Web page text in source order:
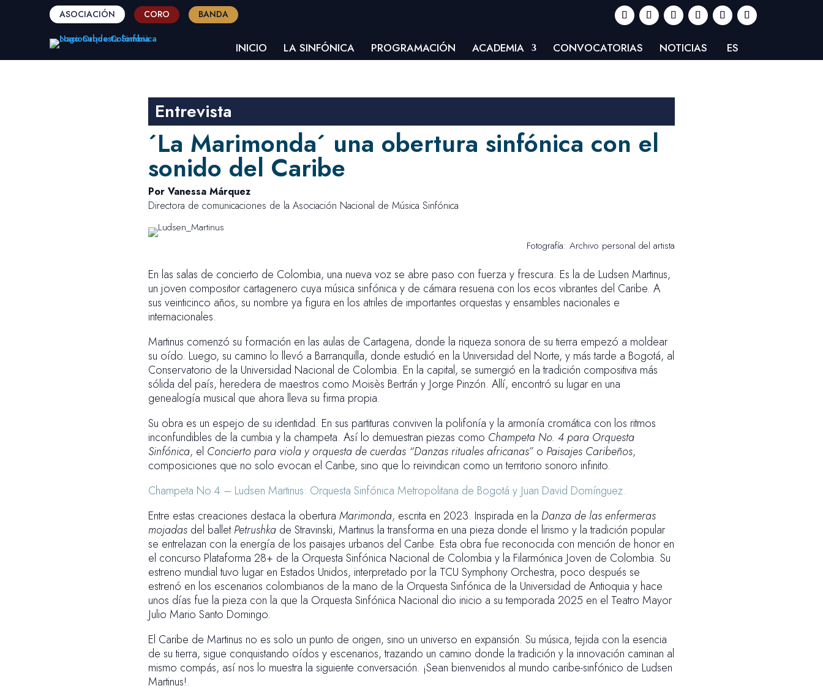
ASOCIACIÓN CORO BANDA
INICIO LA SINFÓNICA PROGRAMACIÓN ACADEMIA CONVOCATORIAS NOTICIAS ES
Entrevista
´La Marimonda´ una obertura sinfónica con el
sonido del Caribe
Por Vanessa Márquez
Directora de comunicaciones de la Asociación Nacional de Música Sinfónica
Fotografía: Archivo personal del artista
En las salas de concierto de Colombia, una nueva voz se abre paso con fuerza y frescura. Es la de Ludsen Martinus,
un joven compositor cartagenero cuya música sinfónica y de cámara resuena con los ecos vibrantes del Caribe. A
sus veinticinco años, su nombre ya figura en los atriles de importantes orquestas y ensambles nacionales e
internacionales.
Martinus comenzó su formación en las aulas de Cartagena, donde la riqueza sonora de su tierra empezó a moldear
su oído. Luego, su camino lo llevó a Barranquilla, donde estudió en la Universidad del Norte, y más tarde a Bogotá, al
Conservatorio de la Universidad Nacional de Colombia. En la capital, se sumergió en la tradición compositiva más
sólida del país, heredera de maestros como Moisès Bertrán y Jorge Pinzón. Allí, encontró su lugar en una
genealogía musical que ahora lleva su firma propia.
Su obra es un espejo de su identidad. En sus partituras conviven la polifonía y la armonía cromática con los ritmos
inconfundibles de la cumbia y la champeta. Así lo demuestran piezas como Champeta No. 4 para Orquesta
Sinfónica, el Concierto para viola y orquesta de cuerdas “Danzas rituales africanas”o Paisajes Caribeños,
composiciones que no solo evocan el Caribe, sino que lo reivindican como un territorio sonoro infinito.
Champeta No.4 – Ludsen Martinus: Orquesta Sinfónica Metropolitana de Bogotá y Juan David Domínguez.
Entre estas creaciones destaca la obertura Marimonda, escrita en 2023. Inspirada en la Danza de las enfermeras
mojadasdel balletPetrushkade Stravinski, Martinus la transforma en una pieza donde el lirismo y la tradición popular
se entrelazan con la energía de los paisajes urbanos del Caribe. Esta obra fue reconocida con mención de honor en
el concurso Plataforma 28+ de la Orquesta Sinfónica Nacional de Colombia y la Filarmónica Joven de Colombia. Su
estreno mundial tuvo lugar en Estados Unidos, interpretado por la TCU Symphony Orchestra, poco después se
estrenó en los escenarios colombianos de la mano de la Orquesta Sinfónica de la Universidad de Antioquia y hace
unos días fue la pieza con la que la Orquesta Sinfónica Nacional dio inicio a su temporada 2025 en el Teatro Mayor
Julio Mario Santo Domingo.
El Caribe de Martinus no es solo un punto de origen, sino un universo en expansión. Su música, tejida con la esencia
de su tierra, sigue conquistando oídos y escenarios, trazando un camino donde la tradición y la innovación caminan al
mismo compás, así nos lo muestra la siguiente conversación. ¡Sean bienvenidos al mundo caribe-sinfónico de Ludsen
Martinus!.